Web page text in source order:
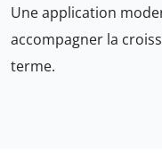
Une application
accompagner la
terme.